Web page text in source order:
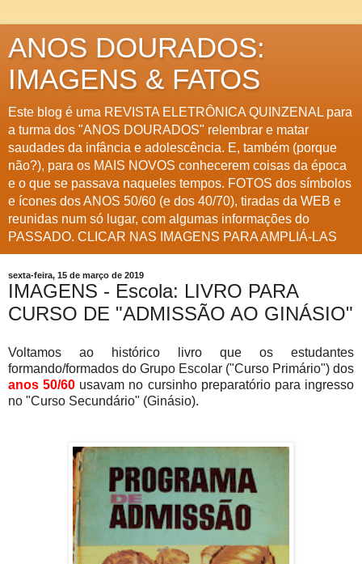
ANOS DOURADOS:
IMAGENS & FATOS
Este blog é uma REVISTA ELETRÔNICA QUINZENAL para
a turma dos "ANOS DOURADOS" relembrar e matar
saudades da infância e adolescência. E, também (porque
não?), para os MAIS NOVOS conhecerem coisas da época
e o que se passava naqueles tempos. FOTOS dos símbolos
e ícones dos ANOS 50/60 (e dos 40/70), tiradas da WEB e
reunidas num só lugar, com algumas informações do
PASSADO. CLICAR NAS IMAGENS PARA AMPLIÁ-LAS
sexta-feira, 15 de março de 2019
IMAGENS - Escola: LIVRO PARA
CURSO DE "ADMISSÃO AO GINÁSIO"
Voltamos ao histórico livro que os estudantes
formando/formados do Grupo Escolar ("Curso Primário") dos
anos 50/60 usavam no cursinho preparatório para ingresso
no "Curso Secundário" (Ginásio).